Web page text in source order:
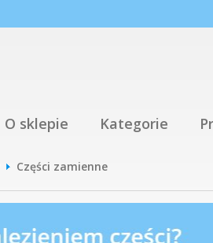
O sklepie Kategorie
Części zamienne